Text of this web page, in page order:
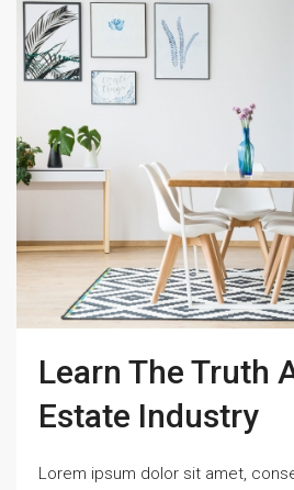
Learn The Truth
Estate Industry
Lorem ipsum dolor sit amet,